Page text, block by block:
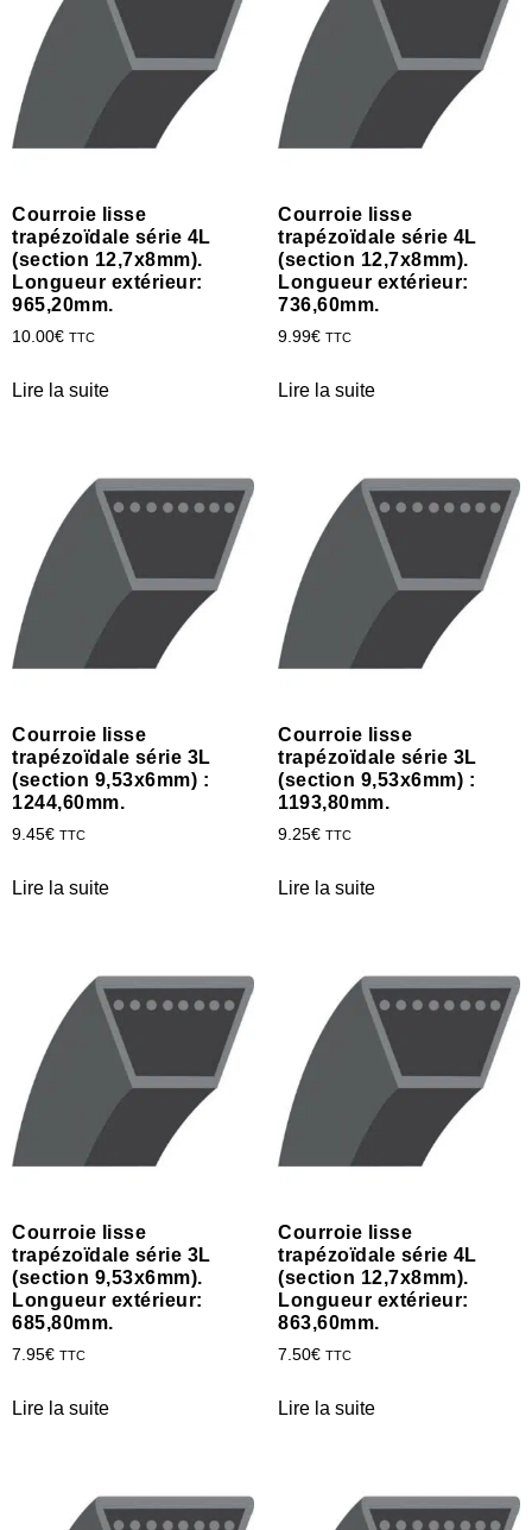
Courroie lisse
trapézoïdale série 4L
(section 12,7x8mm).
Longueur extérieur:
965,20mm.
10.00€ TTC
Lire la suite
Courroie lisse
trapézoïdale série 4L
(section 12,7x8mm).
Longueur extérieur:
736,60mm.
9.99€ TTC
Lire la suite
Courroie lisse
trapézoïdale série 3L
(section 9,53x6mm) :
1244,60mm.
9.45€ TTC
Lire la suite
Courroie lisse
trapézoïdale série 3L
(section 9,53x6mm) :
1193,80mm.
9.25€ TTC
Lire la suite
Courroie lisse
trapézoïdale série 3L
(section 9,53x6mm).
Longueur extérieur:
685,80mm.
7.95€ TTC
Lire la suite
Courroie lisse
trapézoïdale série 4L
(section 12,7x8mm).
Longueur extérieur:
863,60mm.
7.50€ TTC
Lire la suite